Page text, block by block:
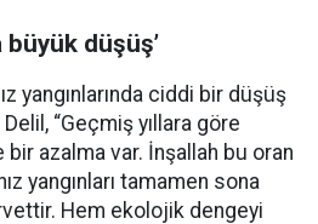
büyük düşüş’
yangınlarında ciddi bir düşüş
“Geçmiş yıllara göre
bir azalma var. İnşallah bu oran
yangınları tamamen sona
Hem ekolojik dengeyi